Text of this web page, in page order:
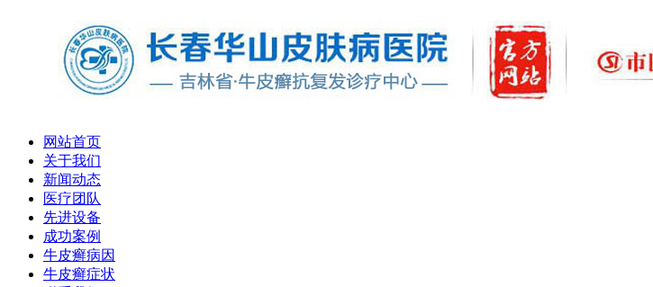
网站首页
关于我们
新闻动态
医疗团队
先进设备
成功案例
牛皮癣病因
牛皮癣症状